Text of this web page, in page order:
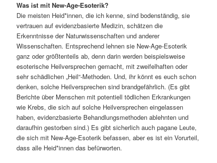
Was ist mit New-Age-Esoterik?
Die meisten Heid*innen, die ich kenne, sind bodenständig, sie
vertrauen auf evidenzbasierte Medizin, schätzen die
Erkenntnisse der Naturwissenschaften und anderer
Wissenschaften. Entsprechend lehnen sie New-Age-Esoterik
ganz oder größtenteils ab, denn darin werden beispielsweise
esoterische Heilversprechen gemacht, mit zweifelhaften oder
sehr schädlichen „Heil“-Methoden. Und, ihr könnt es euch schon
denken, solche Heilversprechen sind brandgefährlich. (Es gibt
Berichte über Menschen mit potentiell tödlichen Erkrankungen
wie Krebs, die sich auf solche Heilversprechen eingelassen
haben, evidenzbasierte Behandlungsmethoden ablehnten und
daraufhin gestorben sind.) Es gibt sicherlich auch pagane Leute,
die sich mit New-Age-Esoterik befassen, aber es ist ein Vorurteil,
dass alle Heid*innen das befürworten.